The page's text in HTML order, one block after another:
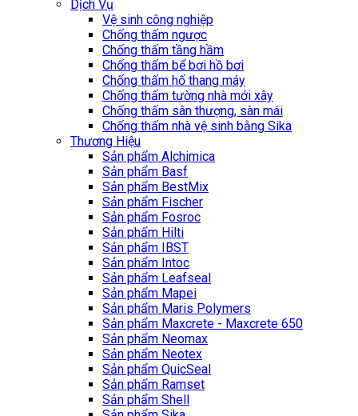
Dịch Vụ
Vệ sinh công nghiệp
Chống thấm ngược
Chống thấm tầng hầm
Chống thấm bể bơi hồ bơi
Chống thấm hố thang máy
Chống thấm tường nhà mới xây
Chống thấm sân thượng, sàn mái
Chống thấm nhà vệ sinh bằng Sika
Thương Hiệu
Sản phẩm Alchimica
Sản phẩm Basf
Sản phẩm BestMix
Sản phẩm Fischer
Sản phẩm Fosroc
Sản phẩm Hilti
Sản phẩm IBST
Sản phẩm Intoc
Sản phẩm Leafseal
Sản phẩm Mapei
Sản phẩm Maris Polymers
Sản phẩm Maxcrete - Maxcrete 650
Sản phẩm Neomax
Sản phẩm Neotex
Sản phẩm QuicSeal
Sản phẩm Ramset
Sản phẩm Shell